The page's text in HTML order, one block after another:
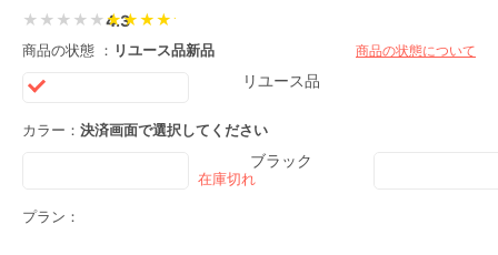
★★★★★4.3
商品の状態 ： リユース品新品 商品の状態について
リユース品
カラー： 決済画面で選択してください
ブラック
プラン：